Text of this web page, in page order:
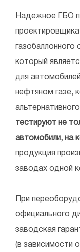
Надежное ГБО
газобаллонного
который
для
нефтяном газе,
тестируют не
автомобили, на
продукция
заводах одной
При
официального
заводская
(в зависимости